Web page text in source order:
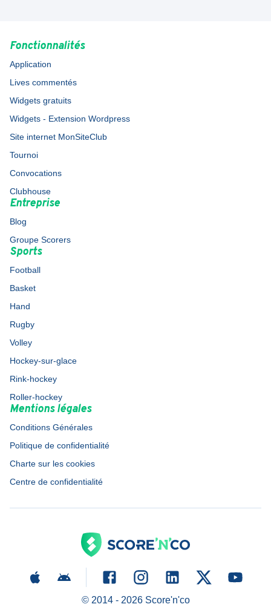
Fonctionnalités
Application
Lives commentés
Widgets gratuits
Widgets - Extension Wordpress
Site internet MonSiteClub
Tournoi
Convocations
Clubhouse
Entreprise
Blog
Groupe Scorers
Sports
Football
Basket
Hand
Rugby
Volley
Hockey-sur-glace
Rink-hockey
Roller-hockey
Mentions légales
Conditions Générales
Politique de confidentialité
Charte sur les cookies
Centre de confidentialité
© 2014 - 2026Score'n'co